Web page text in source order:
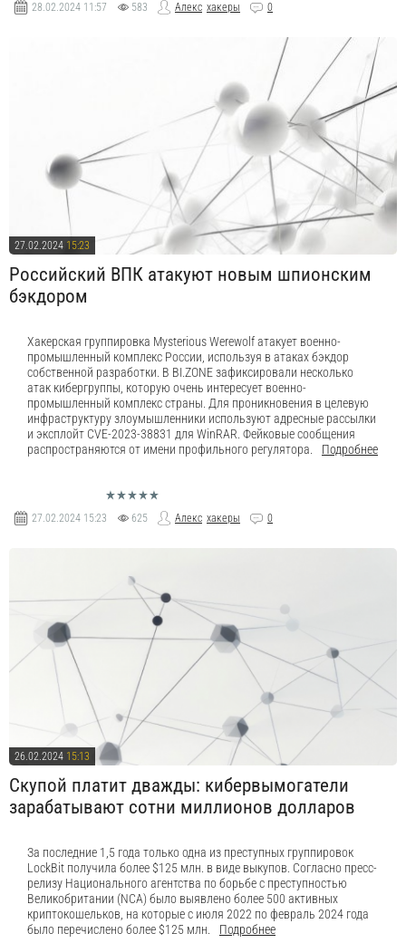
28.02.2024 11:57 583 Алекс хакеры 0
27.02.2024 15:23
Российский ВПК атакуют новым шпионским
бэкдором
Хакерская группировка Mysterious Werewolf атакует военно-
промышленный комплекс России, используя в атаках бэкдор
собственной разработки. В BI.ZONE зафиксировали несколько
атак кибергруппы, которую очень интересует военно-
промышленный комплекс страны. Для проникновения в целевую
инфраструктуру злоумышленники используют адресные рассылки
и эксплойт CVE-2023-38831 для WinRAR. Фейковые сообщения
распространяются от имени профильного регулятора.
Подробнее
27.02.2024 15:23 625 Алекс хакеры 0
26.02.2024 15:13
Скупой платит дважды: кибервымогатели
зарабатывают сотни миллионов долларов
За последние 1,5 года только одна из преступных группировок
LockBit получила более $125 млн. в виде выкупов. Согласно пресс-
релизу Национального агентства по борьбе с преступностью
Великобритании (NCA) было выявлено более 500 активных
криптокошельков, на которые с июля 2022 по февраль 2024 года
было перечислено более $125 млн.
Подробнее